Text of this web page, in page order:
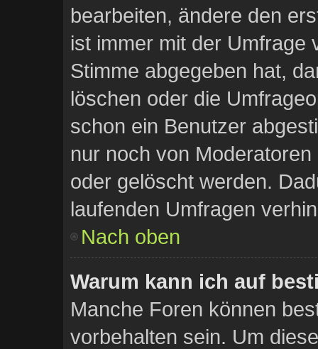
bearbeiten, ändere den
ist immer mit der Umfrage
Stimme abgegeben hat,
löschen oder die
schon ein Benutzer
nur noch von
oder gelöscht werden.
laufenden Umfragen
Nach oben
Warum kann ich auf
Manche Foren können
vorbehalten sein. Um